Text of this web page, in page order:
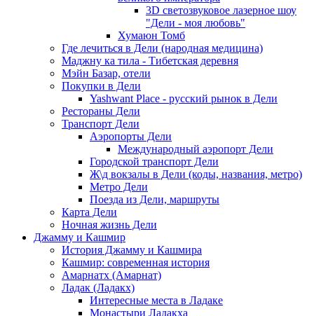
3D светозвуковое лазерное шоу
"Дели - моя любовь"
Хумаюн Томб
Где лечиться в Дели (народная медицина)
Маджну ка тила - Тибетская деревня
Мэйн Базар, отели
Покупки в Дели
Yashwant Place - русский рынок в Дели
Рестораны Дели
Транспорт Дели
Аэропорты Дели
Международный аэропорт Дели
Городской транспорт Дели
Ж\д вокзалы в Дели (коды, названия, метро)
Метро Дели
Поезда из Дели, маршруты
Карта Дели
Ночная жизнь Дели
Джамму и Кашмир
История Джамму и Кашмира
Кашмир: современная история
Амарнатх (Амарнат)
Ладак (Ладакх)
Интересные места в Ладаке
Монастыри Ладакха